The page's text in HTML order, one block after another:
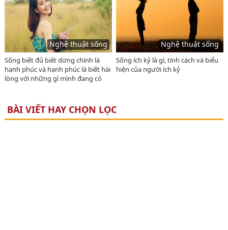
Nghệ thuật sống
Sống biết đủ biết dừng chính là
hạnh phúc và hạnh phúc là biết hài
lòng với những gì mình đang có
Nghệ thuật sống
Sống ích kỷ là gì, tính cách và biểu
hiện của người ích kỷ
BÀI VIẾT HAY CHỌN LỌC